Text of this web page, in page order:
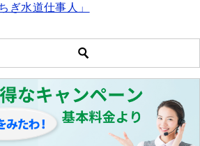
ぎ水道仕事人」